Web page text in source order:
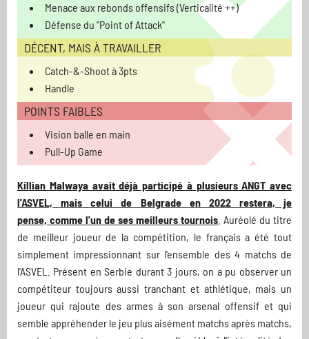
Menace aux rebonds offensifs (Verticalité ++)
Défense du "Point of Attack"
DÉCENT, MAIS À TRAVAILLER
Catch-&-Shoot à 3pts
Handle
POINTS FAIBLES
Vision balle en main
Pull-Up Game
Killian Malwaya avait déjà participé à plusieurs ANGT avec
l'ASVEL, mais celui de Belgrade en 2022 restera, je
pense, comme l'un de ses meilleurs tournois . Auréolé du titre
de meilleur joueur de la compétition, le français a été tout
simplement impressionnant sur l'ensemble des 4 matchs de
l'ASVEL. Présent en Serbie durant 3 jours, on a pu observer un
compétiteur toujours aussi tranchant et athlétique, mais un
joueur qui rajoute des armes à son arsenal offensif et qui
semble appréhender le jeu plus aisément matchs après matchs,